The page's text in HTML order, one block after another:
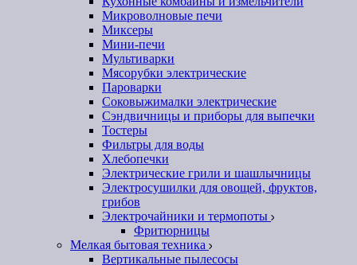
Микроволновые печи
Миксеры
Мини-печи
Мультиварки
Мясорубки электрические
Пароварки
Соковыжималки электрические
Сэндвичницы и приборы для выпечки
Тостеры
Фильтры для воды
Хлебопечки
Электрические грили и шашлычницы
Электросушилки для овощей, фруктов,
грибов
Электрочайники и термопоты
Фритюрницы
Мелкая бытовая техника
Вертикальные пылесосы